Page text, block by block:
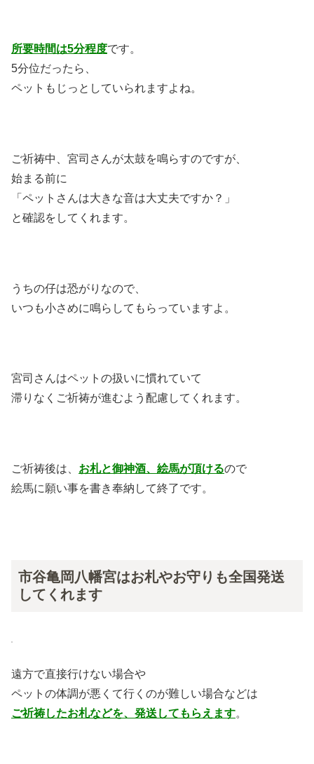
所要時間は5分程度です。
5分位だったら、
ペットもじっとしていられますよね。
ご祈祷中、宮司さんが太鼓を鳴らすのですが、
始まる前に
「ペットさんは大きな音は大丈夫ですか？」
と確認をしてくれます。
うちの仔は恐がりなので、
いつも小さめに鳴らしてもらっていますよ。
宮司さんはペットの扱いに慣れていて
滞りなくご祈祷が進むよう配慮してくれます。
ご祈祷後は、 お札と御神酒、絵馬が頂けるので
絵馬に願い事を書き奉納して終了です。
市谷亀岡八幡宮はお札やお守りも全国発送
してくれます
遠方で直接行けない場合や
ペットの体調が悪くて行くのが難しい場合などは
ご祈祷したお札などを、発送してもらえます。